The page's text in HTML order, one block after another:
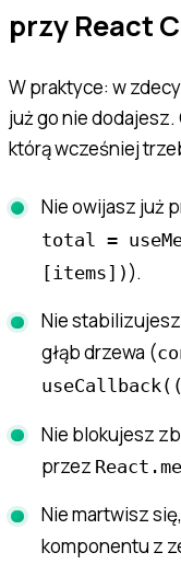
przy React
W praktyce: w
już go nie
którą wcześniej
Nie owijasz już
total =
[items]) ).
Nie
głąb drzewa (
Nie blokujesz
przez
Nie martwisz
komponentu z